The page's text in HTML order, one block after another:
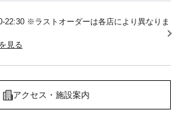
22:30 ※ラストオーダーは各店により異なりま
見る
アクセス・施設案内